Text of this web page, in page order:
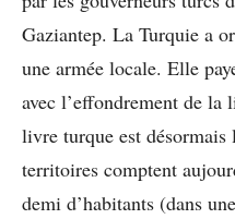
Gaziantep. La Turquie a
une armée locale. Elle
avec l’effondrement de
livre turque est désormais
territoires comptent
demi d’habitants (dans